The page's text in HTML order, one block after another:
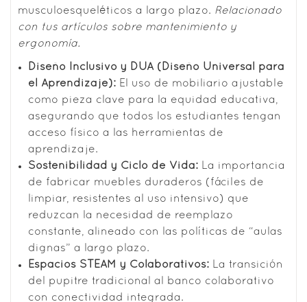
musculoesqueléticos a largo plazo. Relacionado
con tus artículos sobre mantenimiento y
ergonomía.
Diseño Inclusivo y DUA (Diseño Universal para
el Aprendizaje): El uso de mobiliario ajustable
como pieza clave para la equidad educativa,
asegurando que todos los estudiantes tengan
acceso físico a las herramientas de
aprendizaje.
Sostenibilidad y Ciclo de Vida: La importancia
de fabricar muebles duraderos (fáciles de
limpiar, resistentes al uso intensivo) que
reduzcan la necesidad de reemplazo
constante, alineado con las políticas de “aulas
dignas” a largo plazo.
Espacios STEAM y Colaborativos: La transición
del pupitre tradicional al banco colaborativo
con conectividad integrada.